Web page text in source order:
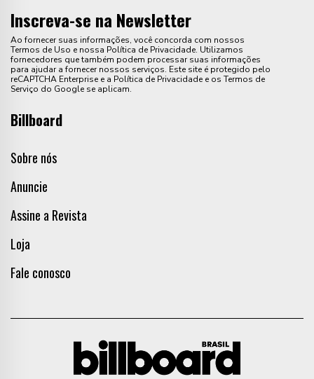
Inscreva-se na Newsletter
Ao fornecer suas informações, você concorda com nossos
Termos de Uso e nossa Política de Privacidade. Utilizamos
fornecedores que também podem processar suas informações
para ajudar a fornecer nossos serviços. Este site é protegido pelo
reCAPTCHA Enterprise e a Política de Privacidade e os Termos de
Serviço do Google se aplicam.
Billboard
Sobre nós
Anuncie
Assine a Revista
Loja
Fale conosco